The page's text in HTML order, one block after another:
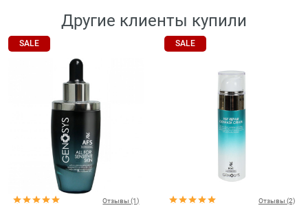
Другие клиенты купили
SALE
Отзывы (1)
SALE
Отзывы (2)